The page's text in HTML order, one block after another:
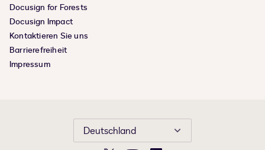
Docusign for Forests
Docusign Impact
Kontaktieren Sie uns
Barrierefreiheit
Impressum
Deutschland